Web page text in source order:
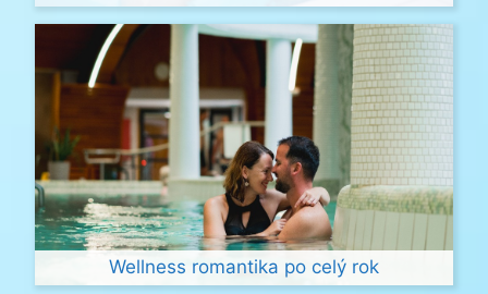
Wellness romantika po celý rok